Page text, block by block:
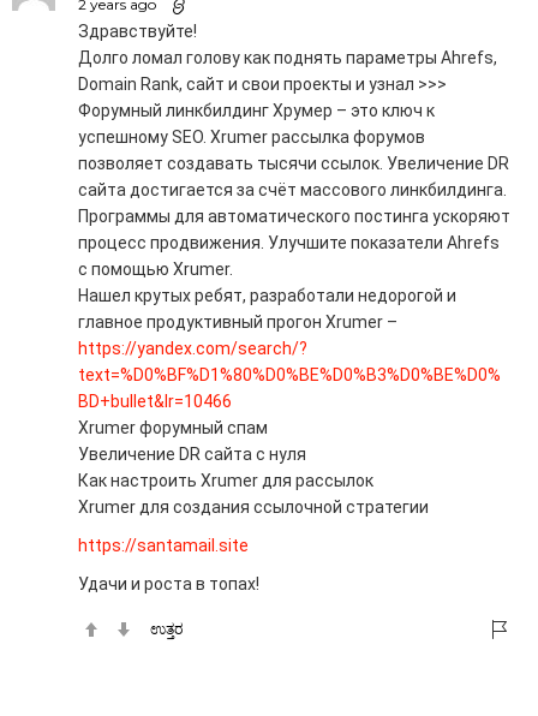
2 years ago
Здравствуйте!
Долго ломал голову как поднять параметры Ahrefs,
Domain Rank, сайт и свои проекты и узнал >>>
Форумный линкбилдинг Хрумер – это ключ к
успешному SEO. Xrumer рассылка форумов
позволяет создавать тысячи ссылок. Увеличение DR
сайта достигается за счёт массового линкбилдинга.
Программы для автоматического постинга ускоряют
процесс продвижения. Улучшите показатели Ahrefs
с помощью Xrumer.
Нашел крутых ребят, разработали недорогой и
главное продуктивный прогон Xrumer –
https://yandex.com/search/?
text=%D0%BF%D1%80%D0%BE%D0%B3%D0%BE%D0%
BD+bullet&lr=10466
Xrumer форумный спам
Увеличение DR сайта с нуля
Как настроить Xrumer для рассылок
Xrumer для создания ссылочной стратегии
https://santamail.site
Удачи и роста в топах!
ಉತ್ತರ